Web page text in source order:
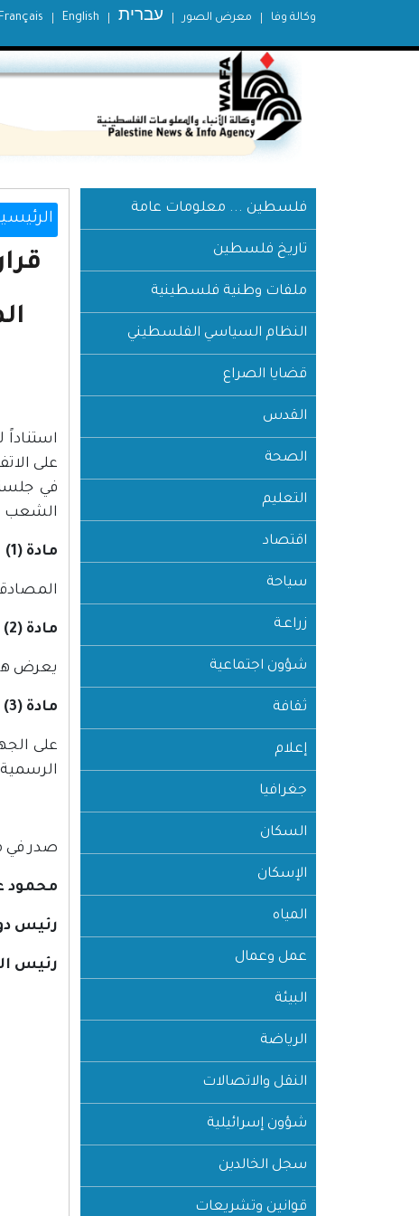
Français English עברית معرض الصور وكالة وفا
فلسطين ... معلومات عامة
تاريخ فلسطين
ملفات وطنية فلسطينية
النظام السياسي الفلسطيني
قضايا الصراع
القدس
الصحة
التعليم
اقتصاد
سياحة
زراعـة
شؤون اجتماعية
ثقافة
إعلام
جغرافيا
السكان
الإسكان
المياه
عمل وعمال
البيئة
الرياضة
النقل والاتصالات
شؤون إسرائيلية
سجل الخالدين
قوانين وتشريعات
على
الشعب
مادة (1)
مادة (2)
يعرض
مادة (3)
على
صدر في مدينة رام الله
محمود
رئيس
رئيس